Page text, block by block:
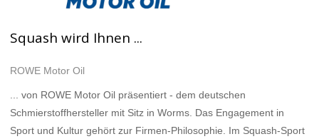
Squash wird Ihnen ...
ROWE Motor Oil
... von ROWE Motor Oil präsentiert - dem deutschen
Schmierstoffhersteller mit Sitz in Worms. Das Engagement in
Sport und Kultur gehört zur Firmen-Philosophie. Im Squash-Sport